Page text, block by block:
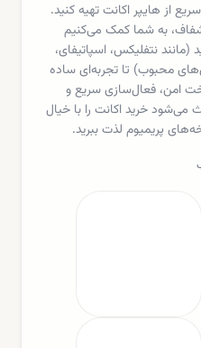
از هایپر اکانت تهیه کنید.
شفاف، به شما کمک می‌کنیم
نتفلیکس، اسپاتیفای،
سرویس‌های محبوب) تا تجربه‌ای ساده
امن، فعال‌سازی سریع و
خرید اکانت را با خیال
پریمیوم لذت ببرید.